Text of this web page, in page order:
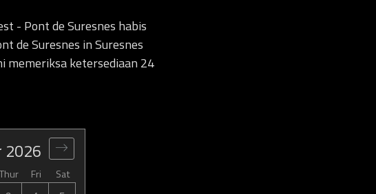
- Pont de Suresnes habis
de Suresnes in Suresnes
memeriksa ketersediaan 24
Thur Fri Sat
2026